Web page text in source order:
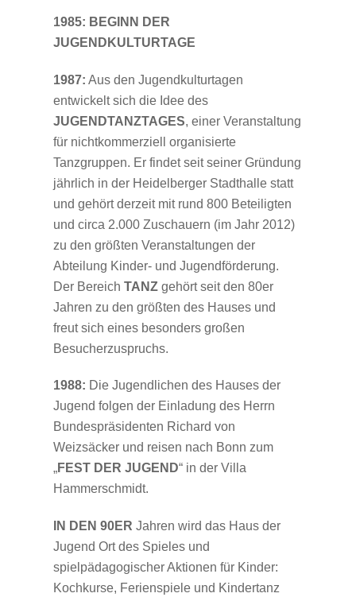
1985: BEGINN DER
JUGENDKULTURTAGE
1987: Aus den Jugendkulturtagen
entwickelt sich die Idee des
JUGENDTANZTAGES, einer Veranstaltung
für nichtkommerziell organisierte
Tanzgruppen. Er findet seit seiner Gründung
jährlich in der Heidelberger Stadthalle statt
und gehört derzeit mit rund 800 Beteiligten
und circa 2.000 Zuschauern (im Jahr 2012)
zu den größten Veranstaltungen der
Abteilung Kinder- und Jugendförderung.
Der BereichTANZ gehört seit den 80er
Jahren zu den größten des Hauses und
freut sich eines besonders großen
Besucherzuspruchs.
1988: Die Jugendlichen des Hauses der
Jugend folgen der Einladung des Herrn
Bundespräsidenten Richard von
Weizsäcker und reisen nach Bonn zum
„FEST DER JUGEND“ in der Villa
Hammerschmidt.
IN DEN 90ER Jahren wird das Haus der
Jugend Ort des Spieles und
spielpädagogischer Aktionen für Kinder:
Kochkurse, Ferienspiele und Kindertanz